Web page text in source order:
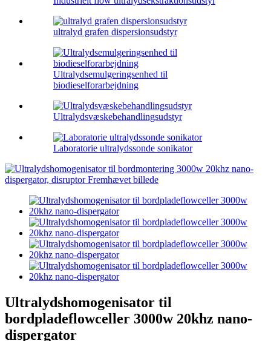
ultralyd grafen dispersionsudstyr
Ultralydsemulgeringsenhed til
biodieselforarbejdning
Ultralydsvæskebehandlingsudstyr
Laboratorie ultralydssonde sonikator
Ultralydshomogenisator til
bordpladeflowceller 3000w 20khz nano-
dispergator